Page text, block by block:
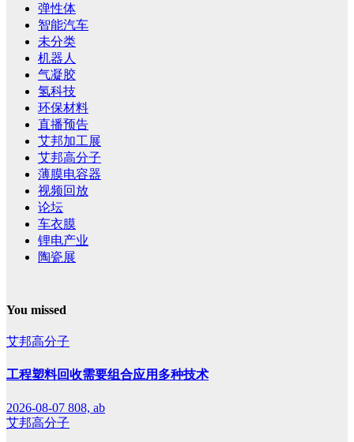
弹性体
智能汽车
未分类
机器人
气凝胶
氢科技
环保材料
直播预告
艾邦加工展
艾邦高分子
薄膜电容器
视频回放
论坛
车衣膜
锂电产业
陶瓷展
You missed
艾邦高分子
工程塑料回收需要组合应用多种技术
2026-08-07 808, ab
艾邦高分子